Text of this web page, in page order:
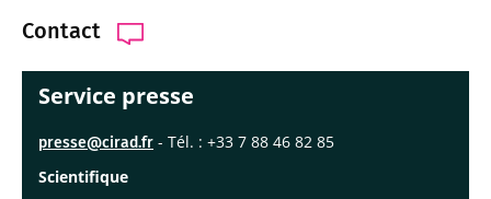
Contact
Service presse
presse@cirad.fr - Tél. : +33 7 88 46 82 85
Scientifique